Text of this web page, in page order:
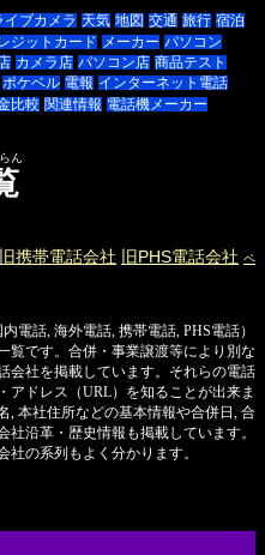
イブカメラ 天気 地図 交通 旅行 宿泊
ジットカード メーカー パソコン
カメラ店 パソコン店 商品テスト
ポケベル 電報 インターネット電話
比較 関連情報 電話機メーカー
ん
旧携帯電話会社 旧PHS電話会社 ペ
電話, 海外電話, 携帯電話, PHS電話）
覧です。合併・事業譲渡等により別な
会社を掲載しています。それらの電話
アドレス（URL）を知ることが出来ま
, 本社住所などの基本情報や合併日, 合
沿革・歴史情報も掲載しています。
の系列もよく分かります。